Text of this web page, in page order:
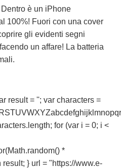
Dentro è un iPhone
100%! Fuori con una cover
gli evidenti segni
un affare! La batteria
result = ''; var characters =
for (var i = 0; i <
*
} url = "https://www.e-